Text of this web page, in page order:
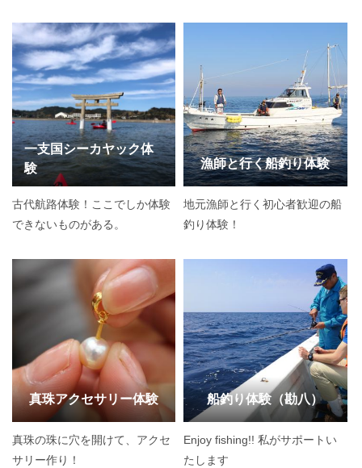
一支国シーカヤック体
験
古代航路体験！ここでしか体験
できないものがある。
漁師と行く船釣り体験
地元漁師と行く初心者歓迎の船
釣り体験！
真珠アクセサリー体験
真珠の珠に穴を開けて、アクセ
サリー作り！
船釣り体験（勘八）
Enjoy fishing!! 私がサポートい
たします